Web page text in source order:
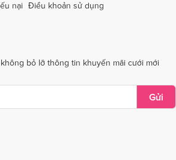
Vũng TàuDịch vụ cưới tại Bắc Giang
nại Điều khoản sử dụng
bỏ lỡ thông tin khuyến mãi cưới mới
Gửi